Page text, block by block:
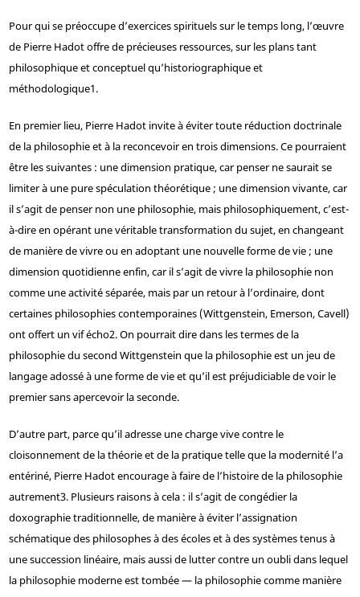
Pour qui se préoccupe d’exercices spirituels sur le temps long, l’œuvre
de Pierre Hadot offre de précieuses ressources, sur les plans tant
philosophique et conceptuel qu’historiographique et
méthodologique1.
En premier lieu, Pierre Hadot invite à éviter toute réduction doctrinale
de la philosophie et à la reconcevoir en trois dimensions. Ce pourraient
être les suivantes : une dimension pratique, car penser ne saurait se
limiter à une pure spéculation théorétique ; une dimension vivante, car
il s’agit de penser non une philosophie, mais philosophiquement, c’est-
à-dire en opérant une véritable transformation du sujet, en changeant
de manière de vivre ou en adoptant une nouvelle forme de vie ; une
dimension quotidienne enfin, car il s’agit de vivre la philosophie non
comme une activité séparée, mais par un retour à l’ordinaire, dont
certaines philosophies contemporaines (Wittgenstein, Emerson, Cavell)
ont offert un vif écho2. On pourrait dire dans les termes de la
philosophie du second Wittgenstein que la philosophie est un jeu de
langage adossé à une forme de vie et qu’il est préjudiciable de voir le
premier sans apercevoir la seconde.
D’autre part, parce qu’il adresse une charge vive contre le
cloisonnement de la théorie et de la pratique telle que la modernité l’a
entériné, Pierre Hadot encourage à faire de l’histoire de la philosophie
autrement3. Plusieurs raisons à cela : il s’agit de congédier la
doxographie traditionnelle, de manière à éviter l’assignation
schématique des philosophes à des écoles et à des systèmes tenus à
une succession linéaire, mais aussi de lutter contre un oubli dans lequel
la philosophie moderne est tombée — la philosophie comme manière